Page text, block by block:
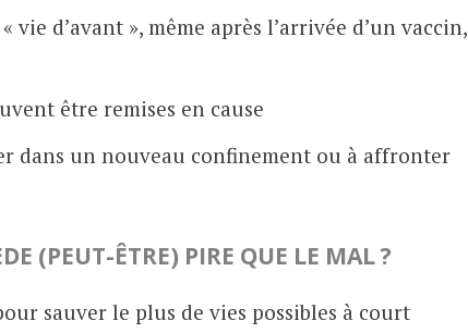
vie d’avant », même après l’arrivée d’un vaccin,
être remises en cause
dans un nouveau confinement ou à affronter
(PEUT-ÊTRE) PIRE QUE LE MAL ?
sauver le plus de vies possibles à court